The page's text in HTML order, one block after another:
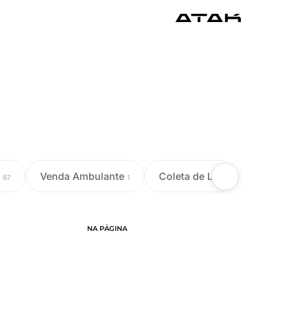
67 Venda Ambulante 1 Coleta de Leite
NA PÁGINA